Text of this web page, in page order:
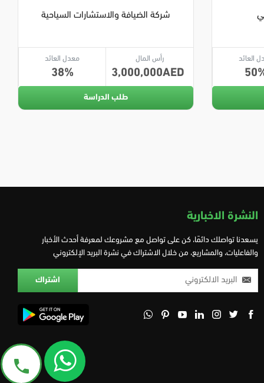
العائد
50
شركة الضيافة والاستشارات السياحية
رأس المال
3,000,000
معدل العائد
38
طلب الدراسة
النشرة الاخبارية
يسعدنا تواصلك دائمًا، كن على تواصل مع مشروعك لمعرفة أحدث الأخبار
والفاعليات، والمشاريع، من خلال الاشتراك في نشرة البريد الإلكتروني